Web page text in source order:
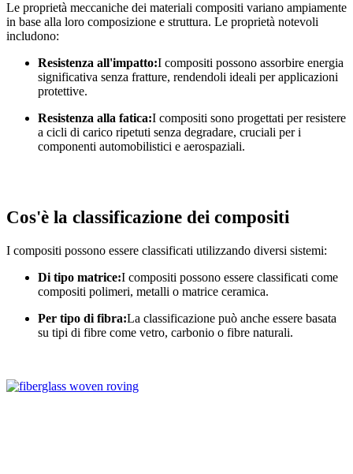
Le proprietà meccaniche dei materiali compositi variano ampiamente
in base alla loro composizione e struttura. Le proprietà notevoli
includono:
Resistenza all'impatto:I compositi possono assorbire energia
significativa senza fratture, rendendoli ideali per applicazioni
protettive.
Resistenza alla fatica:I compositi sono progettati per resistere
a cicli di carico ripetuti senza degradare, cruciali per i
componenti automobilistici e aerospaziali.
Cos'è la classificazione dei compositi
I compositi possono essere classificati utilizzando diversi sistemi:
Di tipo matrice:I compositi possono essere classificati come
compositi polimeri, metalli o matrice ceramica.
Per tipo di fibra:La classificazione può anche essere basata
su tipi di fibre come vetro, carbonio o fibre naturali.